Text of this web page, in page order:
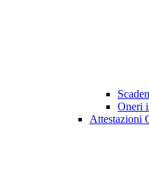
Oneri
Attestazioni